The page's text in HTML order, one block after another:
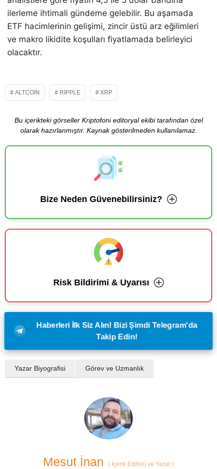
ilerleme ihtimali gündeme gelebilir. Bu aşamada
ETF hacimlerinin gelişimi, zincir üstü arz eğilimleri
ve makro likidite koşulları fiyatlamada belirleyici
olacaktır.
ALTCOIN RIPPLE XRP
Bu içerikteki görseller Kriptofoni editoryal ekibi tarafından özel
olarak hazırlanmıştır. Kaynak gösterilmeden kullanılamaz.
Bize Neden Güvenebilirsiniz?
Risk Bildirimi & Uyarısı
Haberleri İlk Siz Alın! Bizi Şimdi Telegram'da
Takip Edin!
Yazar Biyografisi Görev ve Uzmanlık
Mesut İnan ( İçerik Editörü ve Yazar )